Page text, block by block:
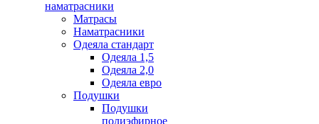
наматрасники
Матрасы
Наматрасники
Одеяла стандарт
Одеяла 1,5
Одеяла 2,0
Одеяла евро
Подушки
Подушки
полиэфирное